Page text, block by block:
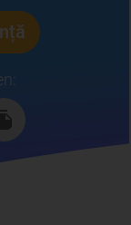
: